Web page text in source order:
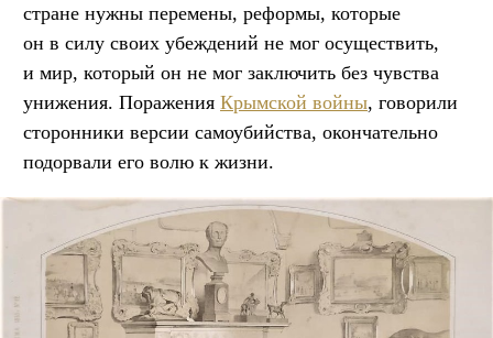
стране нужны перемены, реформы, которые
он в силу своих убеждений не мог осуществить,
и мир, который он не мог заключить без чувства
унижения. Поражения Крымской войны, говорили
сторонники версии самоубийства, окончательно
подорвали его волю к жизни.